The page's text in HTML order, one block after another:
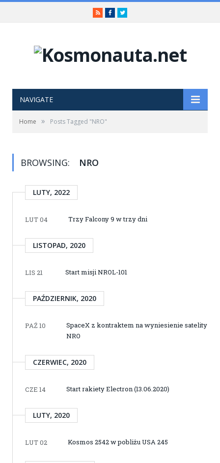
RSSFacebookTwitter
NAVIGATE
Home » Posts Tagged "NRO"
BROWSING: NRO
LUTY, 2022
LUT 04 Trzy Falcony 9 w trzy dni
LISTOPAD, 2020
LIS 21 Start misji NROL-101
PAŹDZIERNIK, 2020
PAŹ 10
SpaceX z kontraktem na wyniesienie satelity
NRO
CZERWIEC, 2020
CZE 14 Start rakiety Electron (13.06.2020)
LUTY, 2020
LUT 02 Kosmos 2542 w pobliżu USA 245